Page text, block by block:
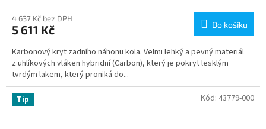
4 637 Kč bez DPH
5 611 Kč Do košíku
Karbonový kryt zadního náhonu kola. Velmi lehký a pevný materiál
z uhlíkových vláken hybridní (Carbon), který je pokryt lesklým
tvrdým lakem, který proniká do...
Tip Kód: 43779-000